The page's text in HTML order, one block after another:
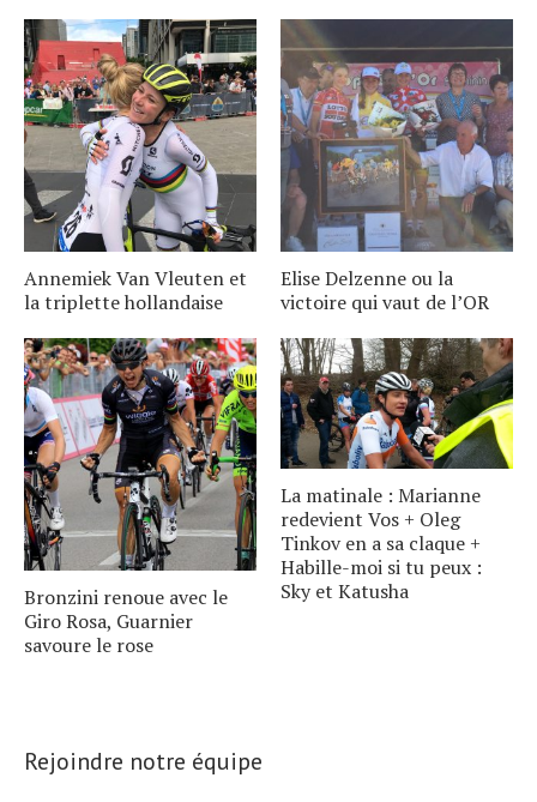
Annemiek Van Vleuten et
la triplette hollandaise
Elise Delzenne ou la
victoire qui vaut de l’OR
Bronzini renoue avec le
Giro Rosa, Guarnier
savoure le rose
La matinale : Marianne
redevient Vos + Oleg
Tinkov en a sa claque +
Habille-moi si tu peux :
Sky et Katusha
Rejoindre notre équipe